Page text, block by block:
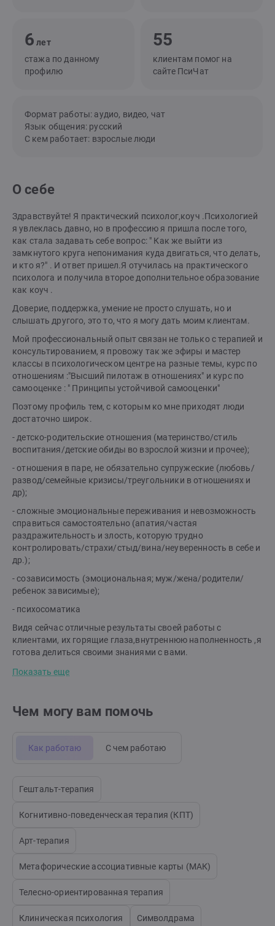
6 лет
стажа по данному
профилю
55
клиентам помог на
сайте ПсиЧат
Формат работы: аудио, видео, чат
Язык общения: русский
С кем работает: взрослые люди
О себе
Здравствуйте! Я практический психолог,коуч .Психологией
я увлеклась давно, но в профессию я пришла после того,
как стала задавать себе вопрос: " Как же выйти из
замкнутого круга непонимания куда двигаться, что делать,
и кто я?" . И ответ пришел.Я отучилась на практического
психолога и получила второе дополнительное образование
как коуч .
Доверие, поддержка, умение не просто слушать, но и
слышать другого, это то, что я могу дать моим клиентам.
Мой профессиональный опыт связан не только с терапией и
консультированием, я провожу так же эфиры и мастер
классы в психологическом центре на разные темы, курс по
отношениям :"Высший пилотаж в отношениях" и курс по
самооценке : " Принципы устойчивой самооценки"
Поэтому профиль тем, с которым ко мне приходят люди
достаточно широк.
- детско-родительские отношения (материнство/стиль
воспитания/детские обиды во взрослой жизни и прочее);
- отношения в паре, не обязательно супружеские (любовь/
развод/семейные кризисы/треугольники в отношениях и
др);
- сложные эмоциональные переживания и невозможность
справиться самостоятельно (апатия/частая
раздражительность и злость, которую трудно
контролировать/страхи/стыд/вина/неуверенность в себе и
др.);
- созависимость (эмоциональная; муж/жена/родители/
ребенок зависимые);
- психосоматика
Видя сейчас отличные результаты своей работы с
клиентами, их горящие глаза,внутреннюю наполненность ,я
готова делиться своими знаниями с вами.
Показать еще
Чем могу вам помочь
Как работаю С чем работаю
Гештальт-терапия
Когнитивно-поведенческая терапия (КПТ)
Арт-терапия
Метафорические ассоциативные карты (МАК)
Телесно-ориентированная терапия
Клиническая психология Символдрама